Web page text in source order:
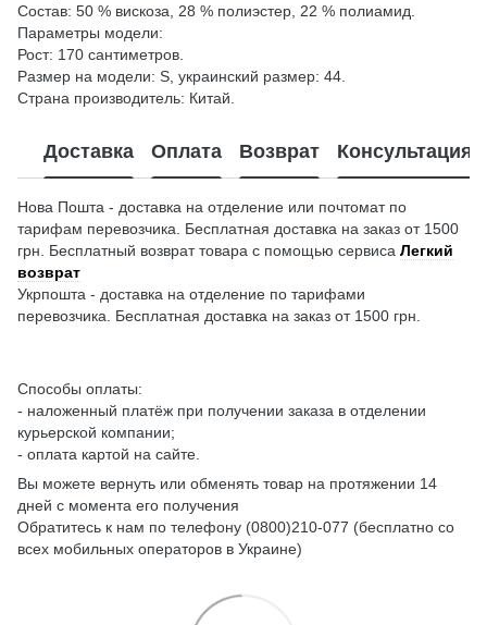
Состав: 50 % вискоза, 28 % полиэстер, 22 % полиамид.
Параметры модели:
Рост: 170 сантиметров.
Размер на модели: S, украинский размер: 44.
Страна производитель: Китай.
Доставка Оплата Возврат Консультация
Нова Пошта - доставка на отделение или почтомат по
тарифам перевозчика. Бесплатная доставка на заказ от 1500
грн. Бесплатный возврат товара с помощью сервиса Легкий
возврат
Укрпошта - доставка на отделение по тарифами
перевозчика. Бесплатная доставка на заказ от 1500 грн.
Способы оплаты:
- наложенный платёж при получении заказа в отделении
курьерской компании;
- оплата картой на сайте.
Вы можете вернуть или обменять товар на протяжении 14
дней с момента его получения
Обратитесь к нам по телефону (0800)210-077 (бесплатно со
всех мобильных операторов в Украине)